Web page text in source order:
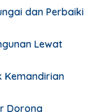
dan Perbaiki
Lewat
Kemandirian
Dorong